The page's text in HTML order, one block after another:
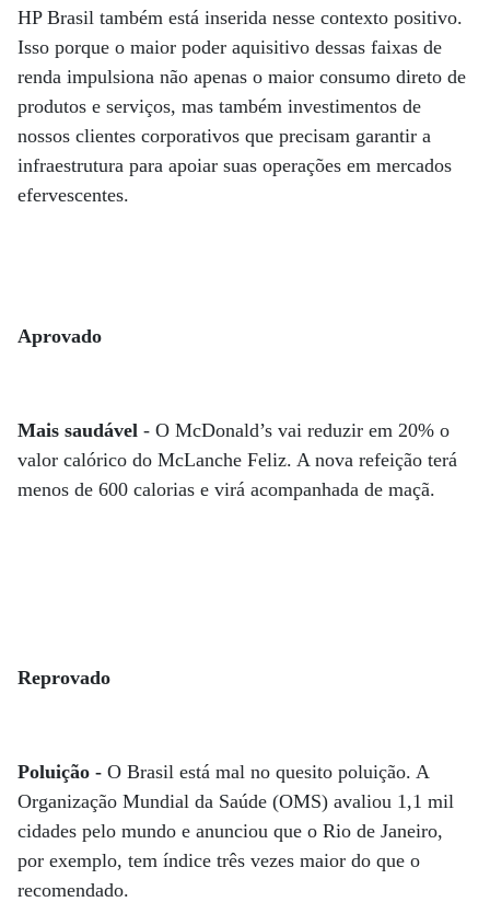
HP Brasil também está inserida nesse contexto positivo.
Isso porque o maior poder aquisitivo dessas faixas de
renda impulsiona não apenas o maior consumo direto de
produtos e serviços, mas também investimentos de
nossos clientes corporativos que precisam garantir a
infraestrutura para apoiar suas operações em mercados
efervescentes.
Aprovado
Mais saudável - O McDonald’s vai reduzir em 20% o
valor calórico do McLanche Feliz. A nova refeição terá
menos de 600 calorias e virá acompanhada de maçã.
Reprovado
Poluição - O Brasil está mal no quesito poluição. A
Organização Mundial da Saúde (OMS) avaliou 1,1 mil
cidades pelo mundo e anunciou que o Rio de Janeiro,
por exemplo, tem índice três vezes maior do que o
recomendado.